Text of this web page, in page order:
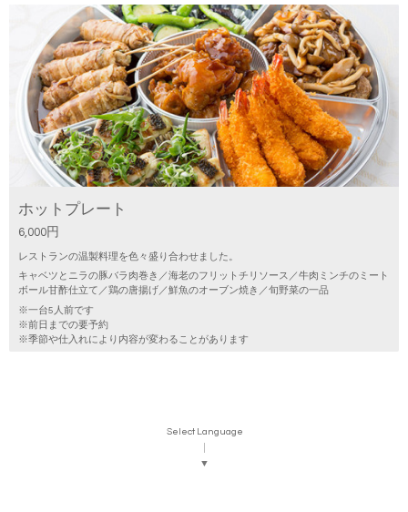
ホットプレート
6,000円
レストランの温製料理を色々盛り合わせました。
キャベツとニラの豚バラ肉巻き／海老のフリットチリソース／牛肉ミンチのミート
ボール甘酢仕立て／鶏の唐揚げ／鮮魚のオーブン焼き／旬野菜の一品
※一台5人前です
※前日までの要予約
※季節や仕入れにより内容が変わることがあります
Select Language
▼